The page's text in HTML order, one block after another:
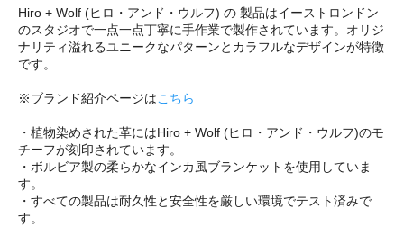
Hiro + Wolf (ヒロ・アンド・ウルフ) の 製品はイーストロンドン
のスタジオで一点一点丁寧に手作業で製作されています。オリジ
ナリティ溢れるユニークなパターンとカラフルなデザインが特徴
です。
※ブランド紹介ページはこちら
・植物染めされた革にはHiro + Wolf (ヒロ・アンド・ウルフ)のモ
チーフが刻印されています。
・ボルビア製の柔らかなインカ風ブランケットを使用していま
す。
・すべての製品は耐久性と安全性を厳しい環境でテスト済みで
す。